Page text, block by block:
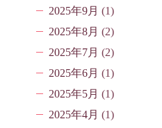
2025年9月 (1)
2025年8月 (2)
2025年7月 (2)
2025年6月 (1)
2025年5月 (1)
2025年4月 (1)